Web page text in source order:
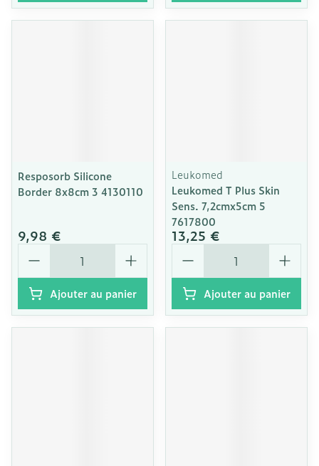
Resposorb Silicone
Border 8x8cm 3 4130110
9,98 €
Quantité
Ajouter au panier
Leukomed
Leukomed T Plus Skin
Sens. 7,2cmx5cm 5
7617800
13,25 €
Quantité
Ajouter au panier